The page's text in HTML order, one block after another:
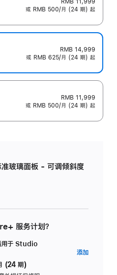
RMB 11,999
或 RMB 500/月 (24 期) 起
RMB 14,999
或 RMB 625/月 (24 期) 起
RMB 11,999
或 RMB 500/月 (24 期) 起
璃面板 - 可调倾斜度
服务计划？
用于 Studio
(24 期)
添加